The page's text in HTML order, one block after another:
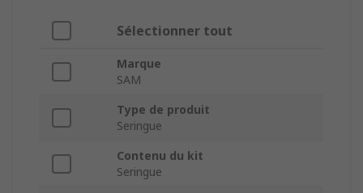
Sélectionner tout
Marque
SAM
Type de produit
Seringue
Contenu du kit
Seringue